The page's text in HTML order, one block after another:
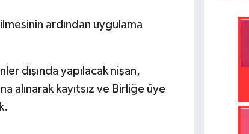
ardından uygulama
dışında yapılacak nişan,
alınarak kayıtsız ve Birliğe üye